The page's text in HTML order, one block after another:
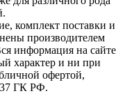
комплект поставки и
производителем
информация на сайте
характер и ни при
офертой,
ГК РФ.